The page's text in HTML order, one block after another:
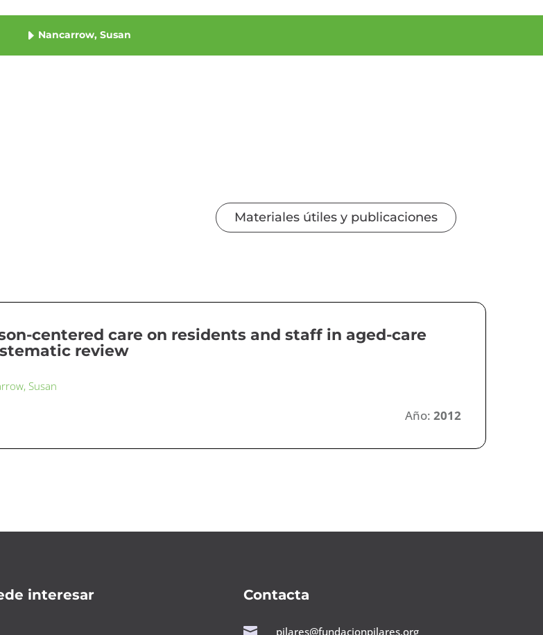
Nancarrow, Susan
Materiales útiles y publicaciones
centered care on residents and staff in aged-care
review
Susan
Año: 2012
interesar Contacta
 pilares@fundacionpilares.org